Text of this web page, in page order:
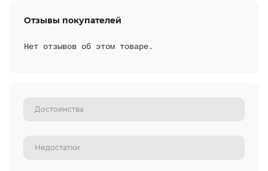
Отзывы покупателей
Нет отзывов об этом товаре.